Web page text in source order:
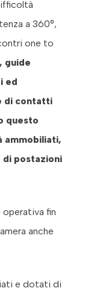
a 360°,
one to
guide
ed
di contatti
questo
ammobiliati,
di postazioni
operativa fin
anche
e dotati di